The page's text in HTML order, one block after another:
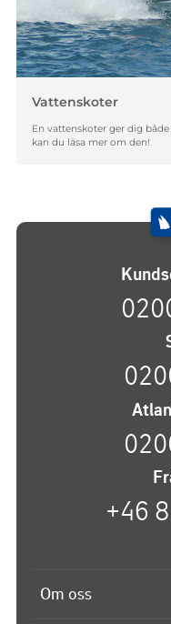
Vattenskoter
En vattenskoter ger dig
kan du läsa mer om den!
+46
Om oss